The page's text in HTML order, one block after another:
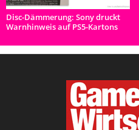
Disc-Dämmerung: Sony druckt
Warnhinweis auf PS5-Kartons